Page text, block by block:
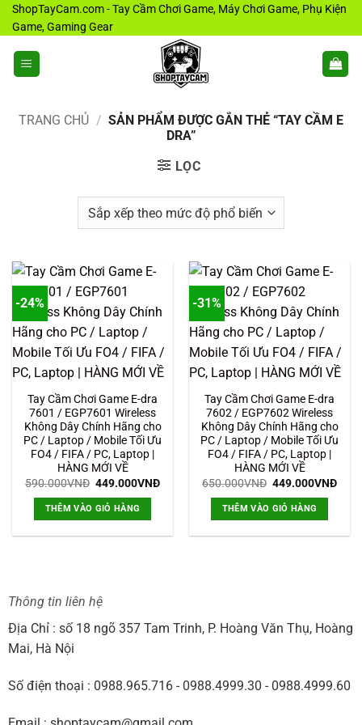
Bỏ
qua
nội
dung
ShopTayCam.com - Tay Cầm Chơi Game, Máy Chơi Game, Phụ Kiện
Game, Gaming Gear
TRANG CHỦ / SẢN PHẨM ĐƯỢC GẮN THẺ “TAY CẦM E
DRA”
LỌC
-24%
Tay Cầm Chơi Game E-dra
7601 / EGP7601 Wireless
Không Dây Chính Hãng cho
PC / Laptop / Mobile Tối Ưu
FO4 / FIFA / PC, Laptop |
HÀNG MỚI VỀ
590.000VNĐ Giá
là:
590.000VNĐ.
449.000VNĐGiá
449.000VNĐ.
THÊM VÀO GIỎ HÀNG
-31%
Tay Cầm Chơi Game E-dra
7602 / EGP7602 Wireless
Không Dây Chính Hãng cho
PC / Laptop / Mobile Tối Ưu
FO4 / FIFA / PC, Laptop |
HÀNG MỚI VỀ
650.000VNĐ Giá
là:
650.000VNĐ.
449.000VNĐGiá
THÊM VÀO GIỎ HÀNG
Thông tin liên hệ
Địa Chỉ : số 18 ngõ 357 Tam Trinh, P. Hoàng Văn Thụ, Hoàng
Mai, Hà Nội
Số điện thoại : 0988.965.716 - 0988.4999.30 - 0988.4999.60